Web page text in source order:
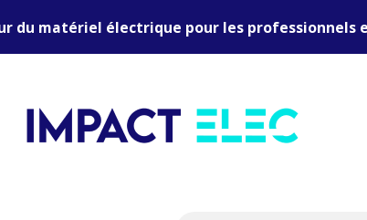
du matériel électrique pour les professionnels